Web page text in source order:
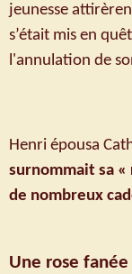
jeunesse
s’était mis en
l'annulation de
Henri épousa
surnommait sa «
de nombreux
Une rose